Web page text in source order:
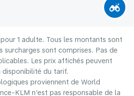
1 adulte. Tous les montants sont
surcharges sont comprises. Pas de
Les prix affichés peuvent
du tarif.
proviennent de World
KLM n'est pas responsable de la